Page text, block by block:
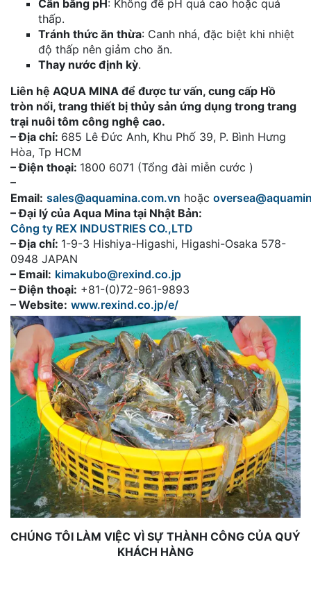
Cân bằng pH: Không để pH quá cao hoặc quá
thấp.
Tránh thức ăn thừa: Canh nhá, đặc biệt khi nhiệt
độ thấp nên giảm cho ăn.
Thay nước định kỳ.
Liên hệ AQUA MINA để được tư vấn, cung cấp Hồ
tròn nổi, trang thiết bị thủy sản ứng dụng trong trang
trại nuôi tôm công nghệ cao.
– Địa chỉ: 685 Lê Đức Anh, Khu Phố 39, P. Bình Hưng
Hòa, Tp HCM
– Điện thoại: 1800 6071 (Tổng đài miễn cước )
–
Email: sales@aquamina.com.vn hoặc
– Đại lý của Aqua Mina tại Nhật Bản:
Công ty REX INDUSTRIES CO.,LTD
– Địa chỉ: 1-9-3 Hishiya-Higashi, Higashi-Osaka 578-
0948 JAPAN
– Email: kimakubo@rexind.co.jp
– Điện thoại: +81-(0)72-961-9893
– Website: www.rexind.co.jp/e/
CHÚNG TÔI LÀM VIỆC VÌ SỰ THÀNH CÔNG CỦA QUÝ
KHÁCH HÀNG